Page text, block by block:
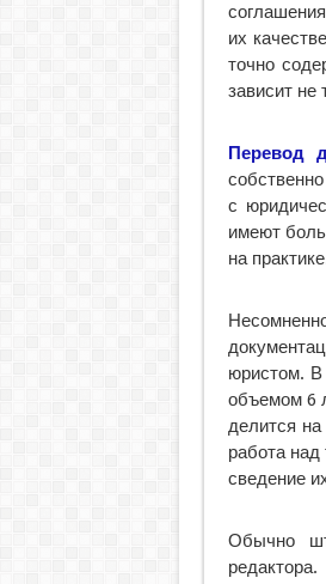
их
точно
зависит не
Перевод
с
имеют
на
юристом. В
объемом 6
делится
работа
сведение
Обычно